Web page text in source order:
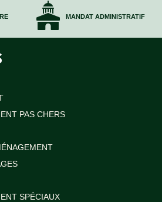
MANDAT ADMINISTRATIF
PAS CHERS
SPÉCIAUX